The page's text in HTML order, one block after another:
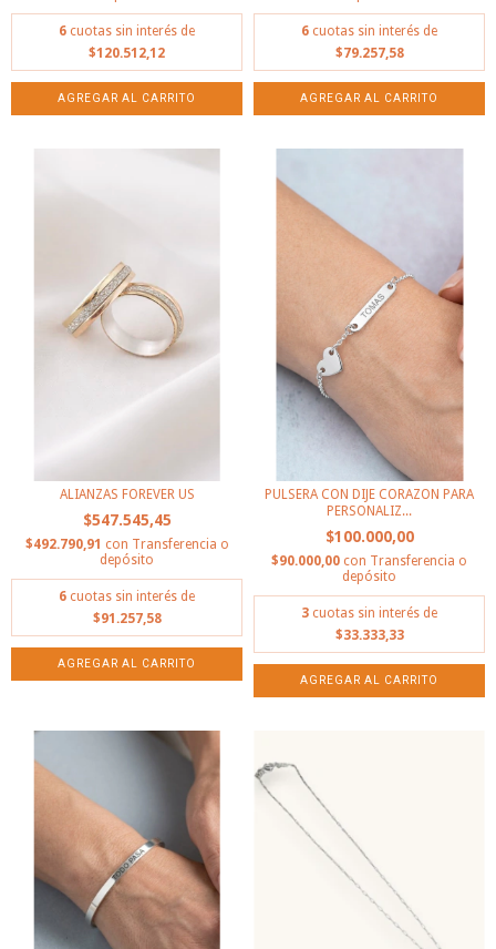
6 cuotas sin interés de
$120.512,12
6 cuotas sin interés de
$79.257,58
ALIANZAS FOREVER US
$547.545,45
$492.790,91 con Transferencia o
depósito
6 cuotas sin interés de
$91.257,58
PULSERA CON DIJE CORAZON PARA
PERSONALIZ...
$100.000,00
$90.000,00 con Transferencia o
depósito
3 cuotas sin interés de
$33.333,33